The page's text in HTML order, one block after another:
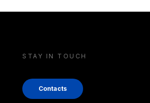
STAY IN TOUCH
Contacts